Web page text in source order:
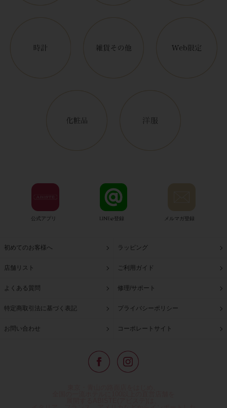
公式アプリ LINE@登録 メルマガ登録
初めてのお客様へ ラッピング
店舗リスト ご利用ガイド
よくある質問 修理/サポート
特定商取引法に基づく表記 プライバシーポリシー
お問い合わせ コーポレートサイト